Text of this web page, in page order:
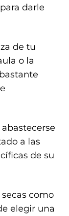
darle
de tu
o la
a las
de su
como
elegir una